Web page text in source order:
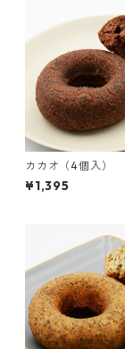
カカオ（4個入）
¥1,395